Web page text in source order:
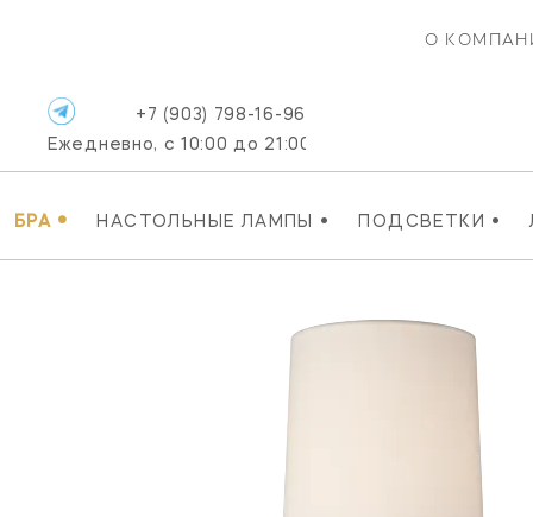
О
БРА • НАСТОЛЬНЫЕ ЛАМПЫ • ПОДСВЕТКИ •
+7 (903) 798-16-96
Ежедневно, с 10:00 до 21:00